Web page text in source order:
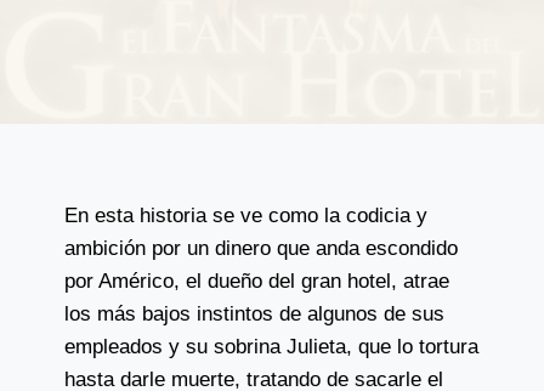
En esta historia se ve como la codicia y
ambición por un dinero que anda escondido
por Américo, el dueño del gran hotel, atrae
los más bajos instintos de algunos de sus
empleados y su sobrina Julieta, que lo tortura
hasta darle muerte, tratando de sacarle el